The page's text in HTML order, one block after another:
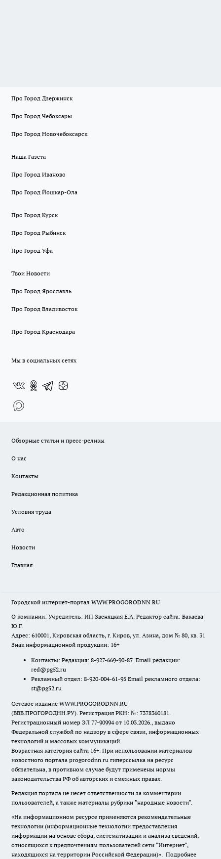
Про Город Дзержинск
Про Город Чебоксары
Про Город Новочебоксарск
Наша Газета
Про Город Иваново
Про Город Йошкар-Ола
Про Город Курск
Про Город Рыбинск
Про Город Уфа
Твои Новости
Про Город Ярославль
Про Город Владивосток
Про Город Краснодара
Мы в социальных сетях
Обзорные статьи и пресс-релизы
О нас
Контакты
Редакционная политика
Условия труда
Авто
Новости
Главная
Городской интернет-портал WWW.PROGORODNN.RU
О компании: Учредитель: ИП Звеняцкая Е.А. Редактор сайта: Бакаева
Ю.Г.
Адрес: 610001, Кировская область, г. Киров, ул. Азина, дом № 80, кв. 31
Знак информационной продукции: 16+
Контакты: Редакция: 8-927-669-90-87 Email редакции:
red@pg52.ru
Рекламный отдел: 8-920-004-61-95 Email рекламного отдела:
st@pg52.ru
Сетевое издание WWW.PROGORODNN.RU
(ВВВ.ПРОГОРОДНН.РУ). Регистрация РКН: №: 7378360181.
Регистрационный номер ЭЛ 77-90994 от 10.03.2026., выдано
Федеральной службой по надзору в сфере связи, информационных
технологий и массовых коммуникаций.
Возрастная категория сайта 16+. При использовании материалов
новостного портала progorodnn.ru гиперссылка на ресурс
обязательна, в противном случае будут применены нормы
законодательства РФ об авторских и смежных правах.
Редакция портала не несет ответственности за комментарии
пользователей, а также материалы рубрики "народные новости".
«На информационном ресурсе применяются рекомендательные
технологии (информационные технологии предоставления
информации на основе сбора, систематизации и анализа сведений,
относящихся к предпочтениям пользователей сети "Интернет",
находящихся на территории Российской Федерации)». Подробнее